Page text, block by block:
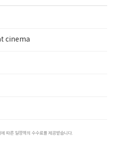
cinema
따른 일정액의 수수료를 제공받습니다.